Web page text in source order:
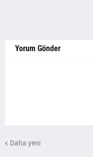
Yorum Gönder
Daha yeni